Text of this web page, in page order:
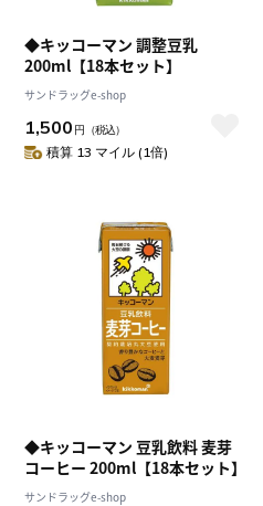
◆キッコーマン 調整豆乳
200ml【18本セット】
サンドラッグe-shop
1,500 円 （税込）
積算 13 マイル (1倍)
◆キッコーマン 豆乳飲料 麦芽
コーヒー 200ml【18本セット】
サンドラッグe-shop